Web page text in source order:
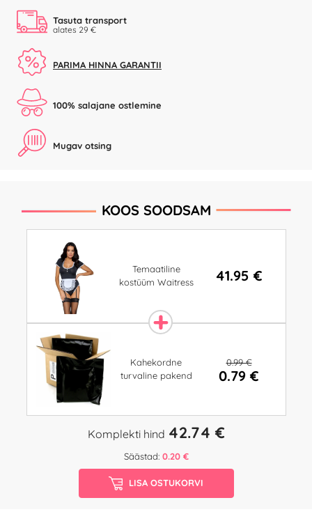
Tasuta transport
alates 29 €
PARIMA HINNA GARANTII
100% salajane ostlemine
Mugav otsing
KOOS SOODSAM
Temaatiline
kostüüm Waitress
41.95 €
Kahekordne
turvaline pakend
0.99 €
0.79 €
Komplekti hind 42.74 €
Säästad: 0.20 €
LISA OSTUKORVI